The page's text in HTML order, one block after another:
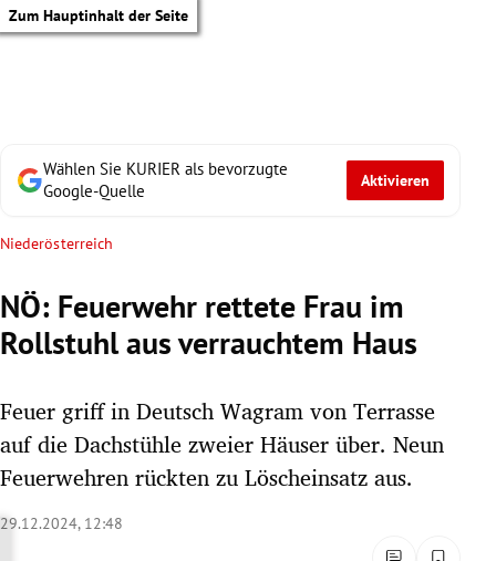
Zum Hauptinhalt der Seite
Untermenü
Untermenü
Wählen Sie KURIER als bevorzugte
Google-Quelle
Aktivieren
Niederösterreich
NÖ: Feuerwehr rettete Frau im
Rollstuhl aus verrauchtem Haus
Feuer griff in Deutsch Wagram von Terrasse
auf die Dachstühle zweier Häuser über. Neun
Feuerwehren rückten zu Löscheinsatz aus.
29.12.2024, 12:48